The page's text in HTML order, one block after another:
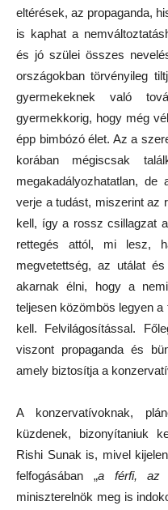
eltérések, az propaganda,
is kaphat a
és jó szülei összes
országokban törvényileg
gyermekeknek való
gyermekkorig, hogy még
épp bimbózó élet. Az a
korában mégiscsak
megakadályozhatatlan,
verje a tudást, miszerint az
kell, így a rossz csillagzat
rettegés attól, mi lesz,
megvetettség, az utálat
akarnak élni, hogy a
teljesen közömbös legyen
kell. Felvilágosítással.
viszont propaganda és
amely biztosítja a
A konzervatívoknak,
küzdenek, bizonyítaniuk
Rishi Sunak is, mivel
felfogásában „a férfi, az
miniszterelnök meg is